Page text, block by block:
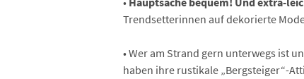
Trendsetterinnen auf dekorierte
• Wer am Strand gern unterwegs ist
haben ihre rustikale „Bergsteiger“-